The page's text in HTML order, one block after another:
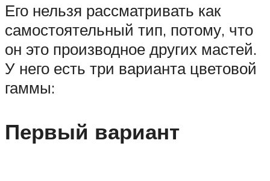
Его нельзя рассматривать как
самостоятельный тип, потому, что
он это производное других мастей.
У него есть три варианта цветовой
гаммы:
Первый вариант